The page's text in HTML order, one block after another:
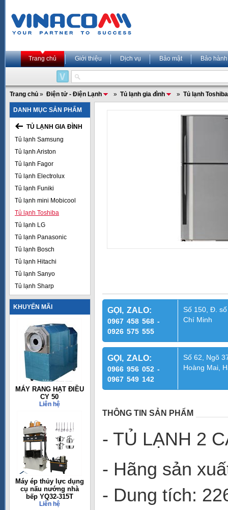
Trang chủ Giới thiệu Dịch vụ Bảo mật Bảo hành
Trang chủ » Điện tử - Điện Lạnh » Tủ lạnh gia đình » Tủ lạnh Toshiba
DANH MỤC SẢN PHẨM
TỦ LẠNH GIA ĐÌNH
Tủ lạnh Samsung
Tủ lạnh Ariston
Tủ lạnh Fagor
Tủ lạnh Electrolux
Tủ lạnh Funiki
Tủ lạnh mini Mobicool
Tủ lạnh Toshiba
Tủ lạnh LG
Tủ lạnh Panasonic
Tủ lạnh Bosch
Tủ lạnh Hitachi
Tủ lạnh Sanyo
Tủ lạnh Sharp
KHUYẾN MÃI
MÁY RANG HẠT ĐIỀU
CY 50
Liên hệ
Máy ép thủy lực dụng
cụ nấu nướng nhà
bếp YQ32-315T
Liên hệ
GỌI, ZALO:
0967 458 568 -
0926 575 555
Số 150, Đ.
Chí Minh
GỌI, ZALO:
0966 956 052 -
0967 549 142
Số 62, Ngõ
Hoàng Mai,
THÔNG TIN SẢN PHẨM
- TỦ LẠNH 2
- Hãng sản
- Dung tích: